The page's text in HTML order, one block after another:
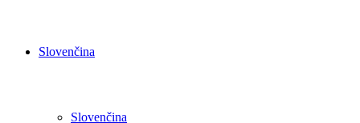
Slovenčina
Slovenčina